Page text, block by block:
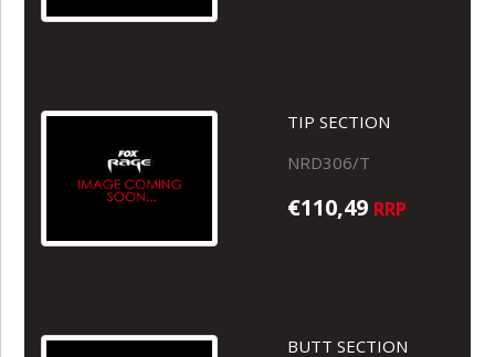
TIP SECTION
NRD306/T
€110,49 RRP
BUTT SECTION